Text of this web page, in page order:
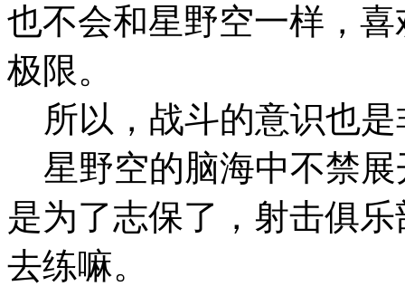
也不会和星野空一样，
极限。
所以，战斗的意识也是
星野空的脑海中不禁展
是为了志保了，射击俱
去练嘛。